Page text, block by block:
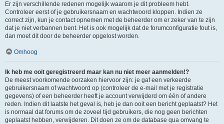
Er zijn verschillende redenen mogelijk waarom je dit probleem hebt.
Controleer eerst of je gebruikersnaam en wachtwoord kloppen. Indien ze
correct zijn, kun je contact opnemen met de beheerder om er zeker van te zijn
dat je niet verbannen bent. Het is ook mogelijk dat de forumconfiguratie fout is,
dan moet dit door de beheerder opgelost worden.
Omhoog
Ik heb me ooit geregistreerd maar kan nu niet meer aanmelden!?
De meest voorkomende oorzaken hiervoor zijn: je gaf een verkeerde
gebruikersnaam of wachtwoord op (controleer de e-mail met je registratie
gegevens) of een beheerder heeft je account verwijderd om één of andere
reden. Indien dit laatste het geval is, heb je dan ooit een bericht geplaatst? Het
is normaal dat forums om de zoveel tijd gebruikers, die nog geen berichten
geplaatst hebben, verwijderen. Dit doen ze om de database qua omvang te